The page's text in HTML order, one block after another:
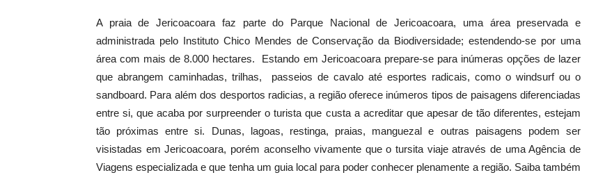
A praia de Jericoacoara faz parte do Parque Nacional de Jericoacoara, uma área preservada e
administrada pelo Instituto Chico Mendes de Conservação da Biodiversidade; estendendo-se por uma
área com mais de 8.000 hectares. Estando em Jericoacoara prepare-se para inúmeras opções de lazer
que abrangem caminhadas, trilhas, passeios de cavalo até esportes radicais, como o windsurf ou o
sandboard. Para além dos desportos radicias, a região oferece inúmeros tipos de paisagens diferenciadas
entre si, que acaba por surpreender o turista que custa a acreditar que apesar de tão diferentes, estejam
tão próximas entre si. Dunas, lagoas, restinga, praias, manguezal e outras paisagens podem ser
visistadas em Jericoacoara, porém aconselho vivamente que o tursita viaje através de uma Agência de
Viagens especializada e que tenha um guia local para poder conhecer plenamente a região. Saiba também